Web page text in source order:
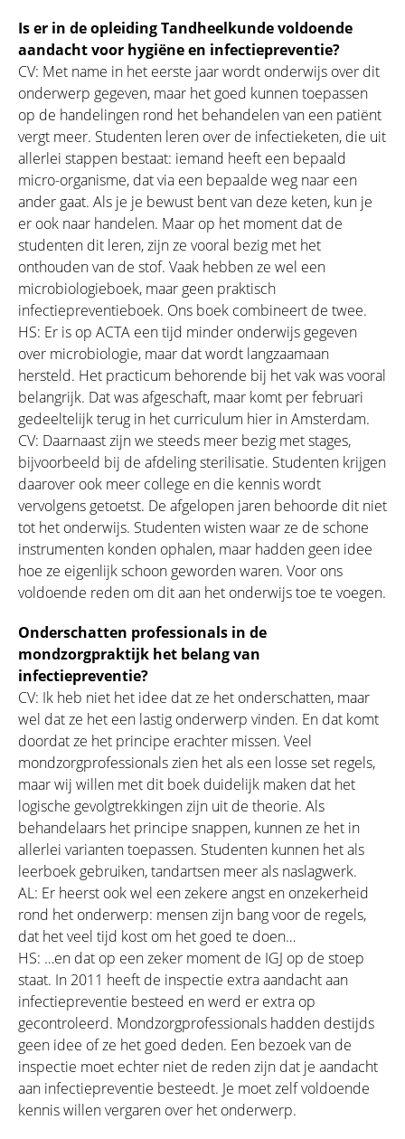
Is er in de opleiding Tandheelkunde voldoende
aandacht voor hygiëne en infectiepreventie?
CV: Met name in het eerste jaar wordt onderwijs over dit
onderwerp gegeven, maar het goed kunnen toepassen
op de handelingen rond het behandelen van een patiënt
vergt meer. Studenten leren over de infectieketen, die uit
allerlei stappen bestaat: iemand heeft een bepaald
micro-organisme, dat via een bepaalde weg naar een
ander gaat. Als je je bewust bent van deze keten, kun je
er ook naar handelen. Maar op het moment dat de
studenten dit leren, zijn ze vooral bezig met het
onthouden van de stof. Vaak hebben ze wel een
microbiologieboek, maar geen praktisch
infectiepreventieboek. Ons boek combineert de twee.
HS: Er is op ACTA een tijd minder onderwijs gegeven
over microbiologie, maar dat wordt langzaamaan
hersteld. Het practicum behorende bij het vak was vooral
belangrijk. Dat was afgeschaft, maar komt per februari
gedeeltelijk terug in het curriculum hier in Amsterdam.
CV: Daarnaast zijn we steeds meer bezig met stages,
bijvoorbeeld bij de afdeling sterilisatie. Studenten krijgen
daarover ook meer college en die kennis wordt
vervolgens getoetst. De afgelopen jaren behoorde dit niet
tot het onderwijs. Studenten wisten waar ze de schone
instrumenten konden ophalen, maar hadden geen idee
hoe ze eigenlijk schoon geworden waren. Voor ons
voldoende reden om dit aan het onderwijs toe te voegen.
Onderschatten professionals in de
mondzorgpraktijk het belang van
infectiepreventie?
CV: Ik heb niet het idee dat ze het onderschatten, maar
wel dat ze het een lastig onderwerp vinden. En dat komt
doordat ze het principe erachter missen. Veel
mondzorgprofessionals zien het als een losse set regels,
maar wij willen met dit boek duidelijk maken dat het
logische gevolgtrekkingen zijn uit de theorie. Als
behandelaars het principe snappen, kunnen ze het in
allerlei varianten toepassen. Studenten kunnen het als
leerboek gebruiken, tandartsen meer als naslagwerk.
AL: Er heerst ook wel een zekere angst en onzekerheid
rond het onderwerp: mensen zijn bang voor de regels,
dat het veel tijd kost om het goed te doen…
HS: …en dat op een zeker moment de IGJ op de stoep
staat. In 2011 heeft de inspectie extra aandacht aan
infectiepreventie besteed en werd er extra op
gecontroleerd. Mondzorgprofessionals hadden destijds
geen idee of ze het goed deden. Een bezoek van de
inspectie moet echter niet de reden zijn dat je aandacht
aan infectiepreventie besteedt. Je moet zelf voldoende
kennis willen vergaren over het onderwerp.